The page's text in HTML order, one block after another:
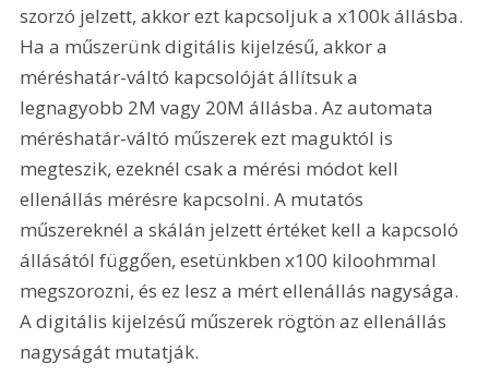
szorzó jelzett, akkor ezt kapcsoljuk a x100k állásba.
Ha a műszerünk digitális kijelzésű, akkor a
méréshatár-váltó kapcsolóját állítsuk a
legnagyobb 2M vagy 20M állásba. Az automata
méréshatár-váltó műszerek ezt maguktól is
megteszik, ezeknél csak a mérési módot kell
ellenállás mérésre kapcsolni. A mutatós
műszereknél a skálán jelzett értéket kell a kapcsoló
állásától függően, esetünkben x100 kiloohmmal
megszorozni, és ez lesz a mért ellenállás nagysága.
A digitális kijelzésű műszerek rögtön az ellenállás
nagyságát mutatják.